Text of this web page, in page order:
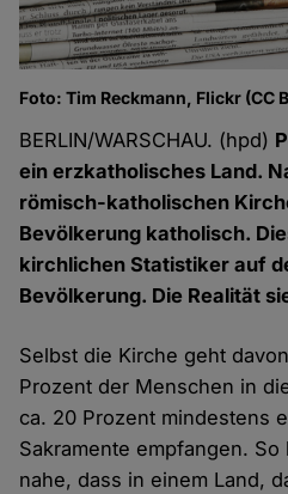
Foto: Tim Reckmann, Flickr (CC
BERLIN/WARSCHAU. (hpd)
ein erzkatholisches Land.
römisch-katholischen
Bevölkerung katholisch.
kirchlichen Statistiker auf
Bevölkerung. Die Realität
Selbst die Kirche geht
Prozent der Menschen in
ca. 20 Prozent mindestens
Sakramente empfangen.
nahe, dass in einem Land,